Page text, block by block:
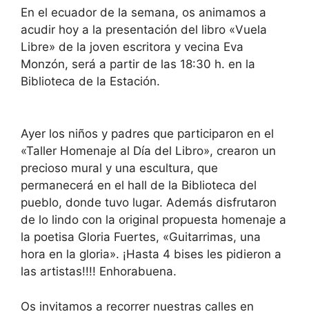
En el ecuador de la semana, os animamos a
acudir hoy a la presentación del libro «Vuela
Libre» de la joven escritora y vecina Eva
Monzón, será a partir de las 18:30 h. en la
Biblioteca de la Estación.
Ayer los niños y padres que participaron en el
«Taller Homenaje al Día del Libro», crearon un
precioso mural y una escultura, que
permanecerá en el hall de la Biblioteca del
pueblo, donde tuvo lugar. Además disfrutaron
de lo lindo con la original propuesta homenaje a
la poetisa Gloria Fuertes, «Guitarrimas, una
hora en la gloria». ¡Hasta 4 bises les pidieron a
las artistas!!!! Enhorabuena.
Os invitamos a recorrer nuestras calles en